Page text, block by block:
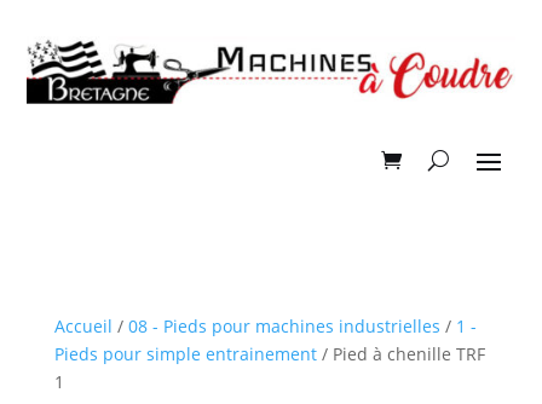
Accueil / 08 - Pieds pour machines industrielles / 1 -
Pieds pour simple entrainement/ Pied à chenille TRF
1